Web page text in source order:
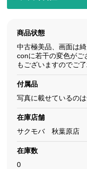
商品状態
中古極美品、画面は
conに若干の変色がご
もございますのでご了
付属品
写真に載せているのは
在庫店舗
サクモバ 秋葉原店
在庫数
0